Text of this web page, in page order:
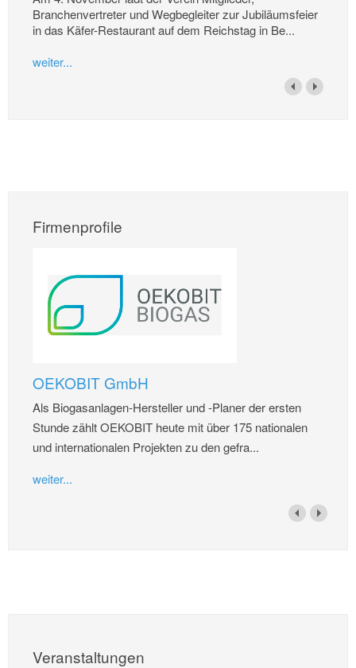
Branchenvertreter und Wegbegleiter zur Jubiläumsfeier
in das Käfer-Restaurant auf dem Reichstag in Be...
weiter...
Firmenprofile
OEKOBIT GmbH
Als Biogasanlagen-Hersteller und -Planer der ersten
Stunde zählt OEKOBIT heute mit über 175 nationalen
und internationalen Projekten zu den gefra...
weiter...
Veranstaltungen